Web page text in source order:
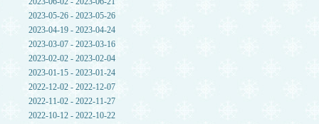
2023-05-26 - 2023-05-26
2023-04-19 - 2023-04-24
2023-03-07 - 2023-03-16
2023-02-02 - 2023-02-04
2023-01-15 - 2023-01-24
2022-12-02 - 2022-12-07
2022-11-02 - 2022-11-27
2022-10-12 - 2022-10-22